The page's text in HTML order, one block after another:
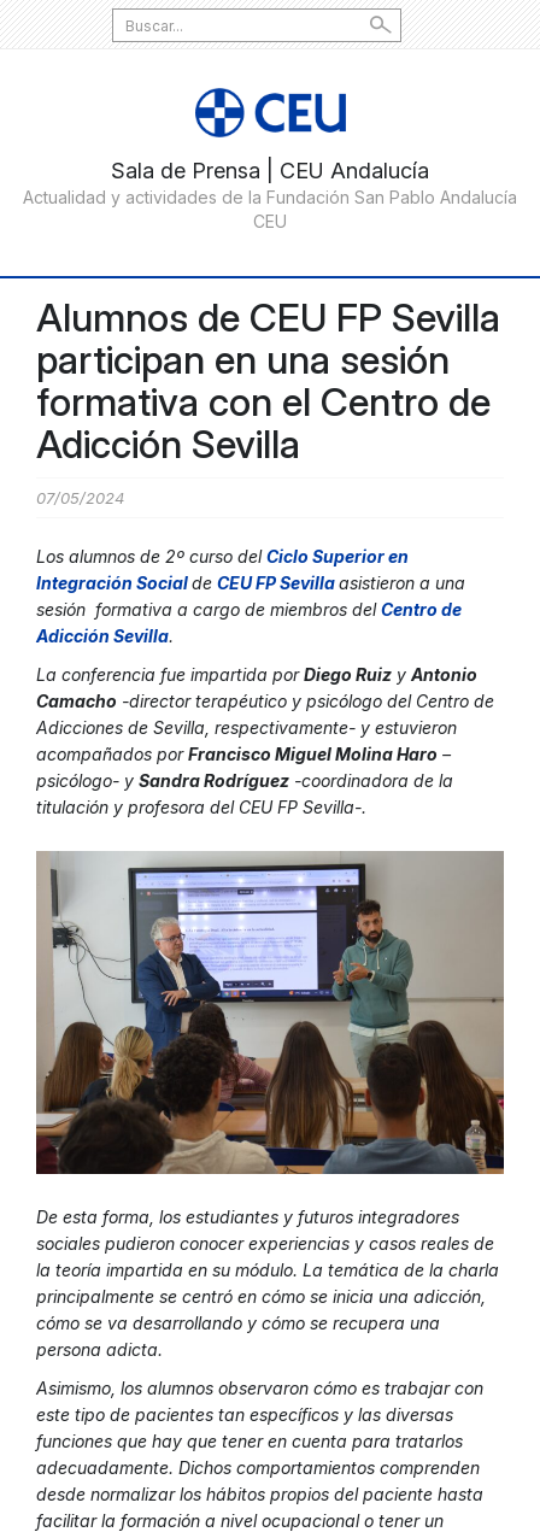
Search
for:
Alumnos de CEU FP Sevilla
participan en una sesión
formativa con el Centro de
Adicción Sevilla
07/05/2024
Los alumnos de 2º curso delCiclo Superior en
Integración Socialde CEU FP Sevillaasistieron a una
sesión formativa a cargo de miembros delCentro de
Adicción Sevilla.
La conferencia fue impartida porDiego Ruiz y Antonio
Camacho -director terapéutico y psicólogo del Centro de
Adicciones de Sevilla, respectivamente- y estuvieron
acompañados porFrancisco Miguel Molina Haro –
psicólogo- y Sandra Rodríguez -coordinadora de la
titulación y profesora del CEU FP Sevilla-.
De esta forma, los estudiantes y futuros integradores
sociales pudieron conocer experiencias y casos reales de
la teoría impartida en su módulo. La temática de la charla
principalmente se centró en cómo se inicia una adicción,
cómo se va desarrollando y cómo se recupera una
persona adicta.
Asimismo, los alumnos observaron cómo es trabajar con
este tipo de pacientes tan específicos y las diversas
funciones que hay que tener en cuenta para tratarlos
adecuadamente. Dichos comportamientos comprenden
desde normalizar los hábitos propios del paciente hasta
facilitar la formación a nivel ocupacional o tener un